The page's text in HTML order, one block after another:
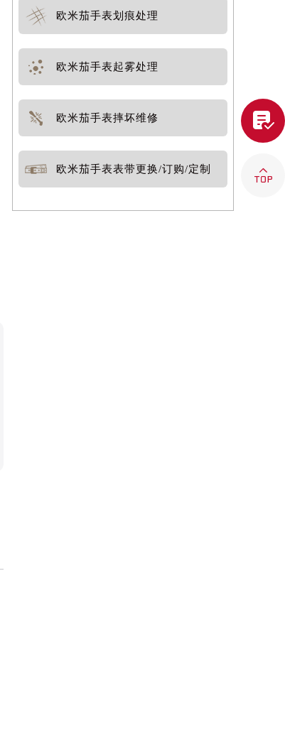
欧米茄手表划痕处理
欧米茄手表起雾处理
欧米茄手表摔坏维修
欧米茄手表表带更换/订购/定制

